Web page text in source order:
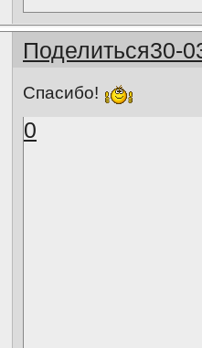
Поделиться30-
Спасибо!
0